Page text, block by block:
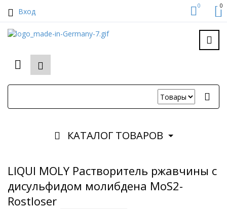
Вход
0 0
КАТАЛОГ ТОВАРОВ
LIQUI MOLY Растворитель ржавчины с
дисульфидом молибдена MoS2-
Rostloser